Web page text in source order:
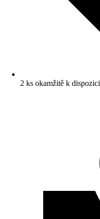
2 ks okamžitě k dispozici